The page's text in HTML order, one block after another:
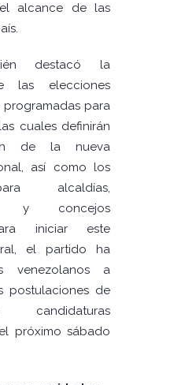
alcance de las
destacó la
las elecciones
para
cuales definirán
de la nueva
así como los
alcaldías,
y concejos
iniciar este
el partido ha
venezolanos a
postulaciones de
próximo sábado